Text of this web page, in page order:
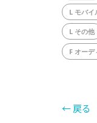
L モバイ
L その他
F オーデ
← 戻る